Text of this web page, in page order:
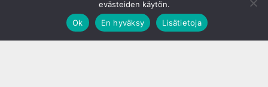
evästeiden käytön.
Ok
En hyväksy Lisätietoja